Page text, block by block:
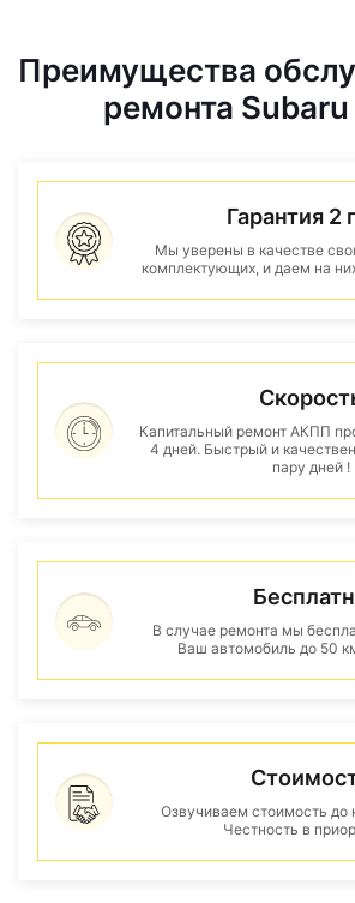
Преимущества
ремонта Subaru
Гарантия 2
Мы уверены в качестве
комплектующих, и даем на
Капитальный ремонт АКПП
4 дней. Быстрый и
пару дней !
В случае ремонта мы
Ваш автомобиль до 50
Озвучиваем стоимость до
Честность в